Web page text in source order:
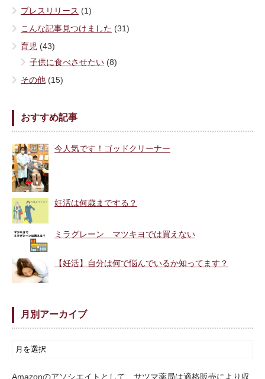
プレスリリース (1)
こんな記事見つけました (31)
育児 (43)
子供に食べさせたい (8)
その他 (15)
おすすめ記事
今人気です！ゴッドクリーナー
妊活は何歳までする？
ミラグレーン マツキヨでは買えない
【妊活】自分は何で悩んでいるか知ってます？
月別アーカイブ
Amazonのアソシエイトとして、サツマ薬局は適格販売により収